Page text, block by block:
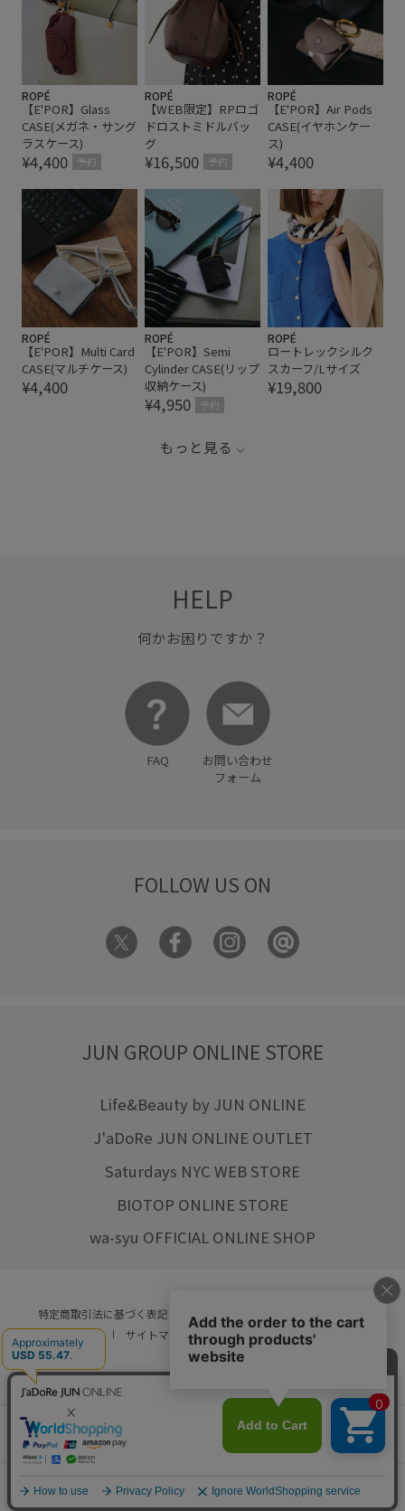
0
ROPÉ
【E'POR】Glass
CASE(メガネ・サング
ラスケース)
¥4,400 予約
ROPÉ
【WEB限定】RPロゴ
ドロストミドルバッ
グ
¥16,500 予約
ROPÉ
【E'POR】Air Pods
CASE(イヤホンケー
ス)
¥4,400
ROPÉ
【E'POR】Multi Card
CASE(マルチケース)
¥4,400
ROPÉ
【E'POR】Semi
Cylinder CASE(リップ
収納ケース)
¥4,950 予約
ROPÉ
ロートレックシルク
スカーフ/Lサイズ
¥19,800
もっと見る
HELP
何かお困りですか？
FAQ
お問い合わせ
フォーム
FOLLOW US ON
JUN GROUP ONLINE STORE
Life&Beauty by JUN ONLINE
J'aDoRe JUN ONLINE OUTLET
Saturdays NYC WEB STORE
BIOTOP ONLINE STORE
wa-syu OFFICIAL ONLINE SHOP
特定商取引法に基づく表記 プライバシーポリシー
ご利用規約
サイトマップ リクルート ご利用ガイド
© JUN CO.,LTD. ALL RIGHTS RESERVED.
店舗在庫
をみる
カートに入れる